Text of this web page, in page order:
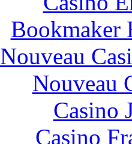
Bookmaker
Nouveau
Nouveau
Casino
Casino